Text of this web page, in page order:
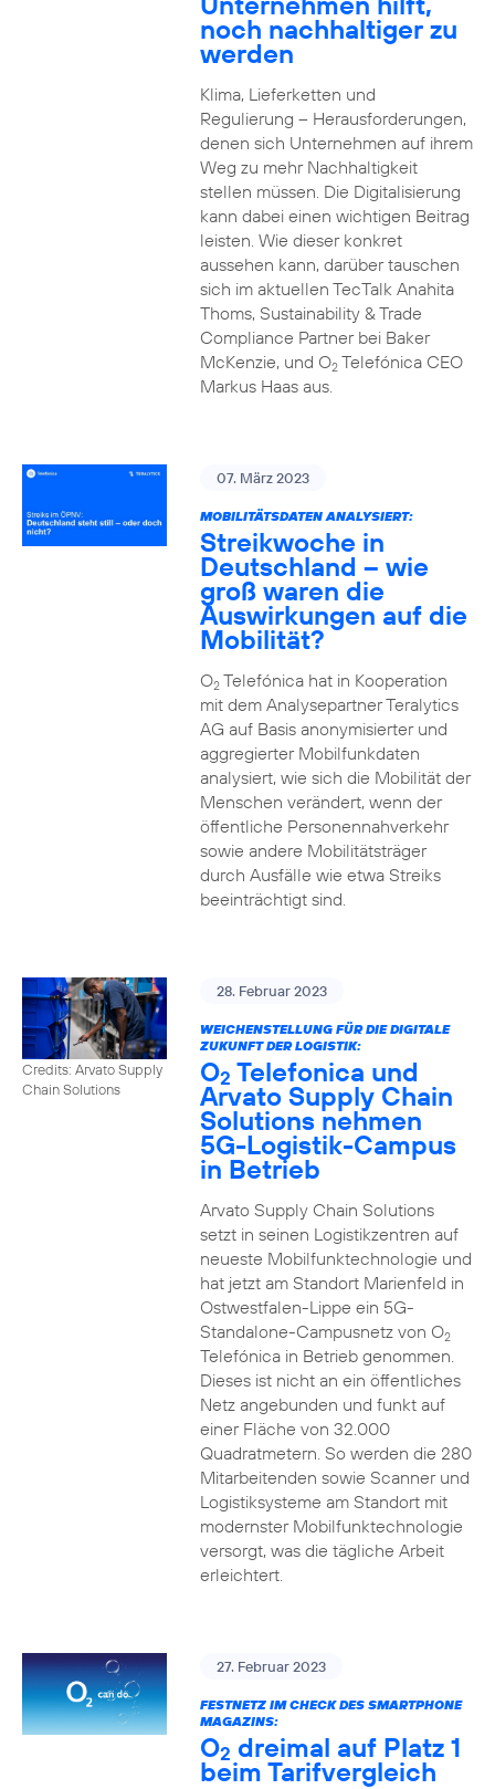
noch nachhaltiger zu
werden
Klima, Lieferketten und
Regulierung – Herausforderungen,
denen sich Unternehmen auf ihrem
Weg zu mehr Nachhaltigkeit
stellen müssen. Die Digitalisierung
kann dabei einen wichtigen Beitrag
leisten. Wie dieser konkret
aussehen kann, darüber tauschen
sich im aktuellen TecTalk Anahita
Thoms, Sustainability & Trade
Compliance Partner bei Baker
McKenzie, und O2Telefónica CEO
Markus Haas aus.
07. März 2023
MOBILITÄTSDATEN ANALYSIERT:
Streikwoche in
Deutschland – wie
groß waren die
Auswirkungen auf die
Mobilität?
O2Telefónica hat in Kooperation
mit dem Analysepartner Teralytics
AG auf Basis anonymisierter und
aggregierter Mobilfunkdaten
analysiert, wie sich die Mobilität der
Menschen verändert, wenn der
öffentliche Personennahverkehr
sowie andere Mobilitätsträger
durch Ausfälle wie etwa Streiks
beeinträchtigt sind.
Credits: Arvato Supply
Chain Solutions
28. Februar 2023
WEICHENSTELLUNG FÜR DIE DIGITALE
ZUKUNFT DER LOGISTIK:
O2 Telefonica und
Arvato Supply Chain
Solutions nehmen
5G-Logistik-Campus
in Betrieb
Arvato Supply Chain Solutions
setzt in seinen Logistikzentren auf
neueste Mobilfunktechnologie und
hat jetzt am Standort Marienfeld in
Ostwestfalen-Lippe ein 5G-
Standalone-Campusnetz von O2
Telefónica in Betrieb genommen.
Dieses ist nicht an ein öffentliches
Netz angebunden und funkt auf
einer Fläche von 32.000
Quadratmetern. So werden die 280
Mitarbeitenden sowie Scanner und
Logistiksysteme am Standort mit
modernster Mobilfunktechnologie
versorgt, was die tägliche Arbeit
erleichtert.
27. Februar 2023
FESTNETZ IM CHECK DES SMARTPHONE
MAGAZINS:
O2 dreimal auf Platz 1
beim Tarifvergleich